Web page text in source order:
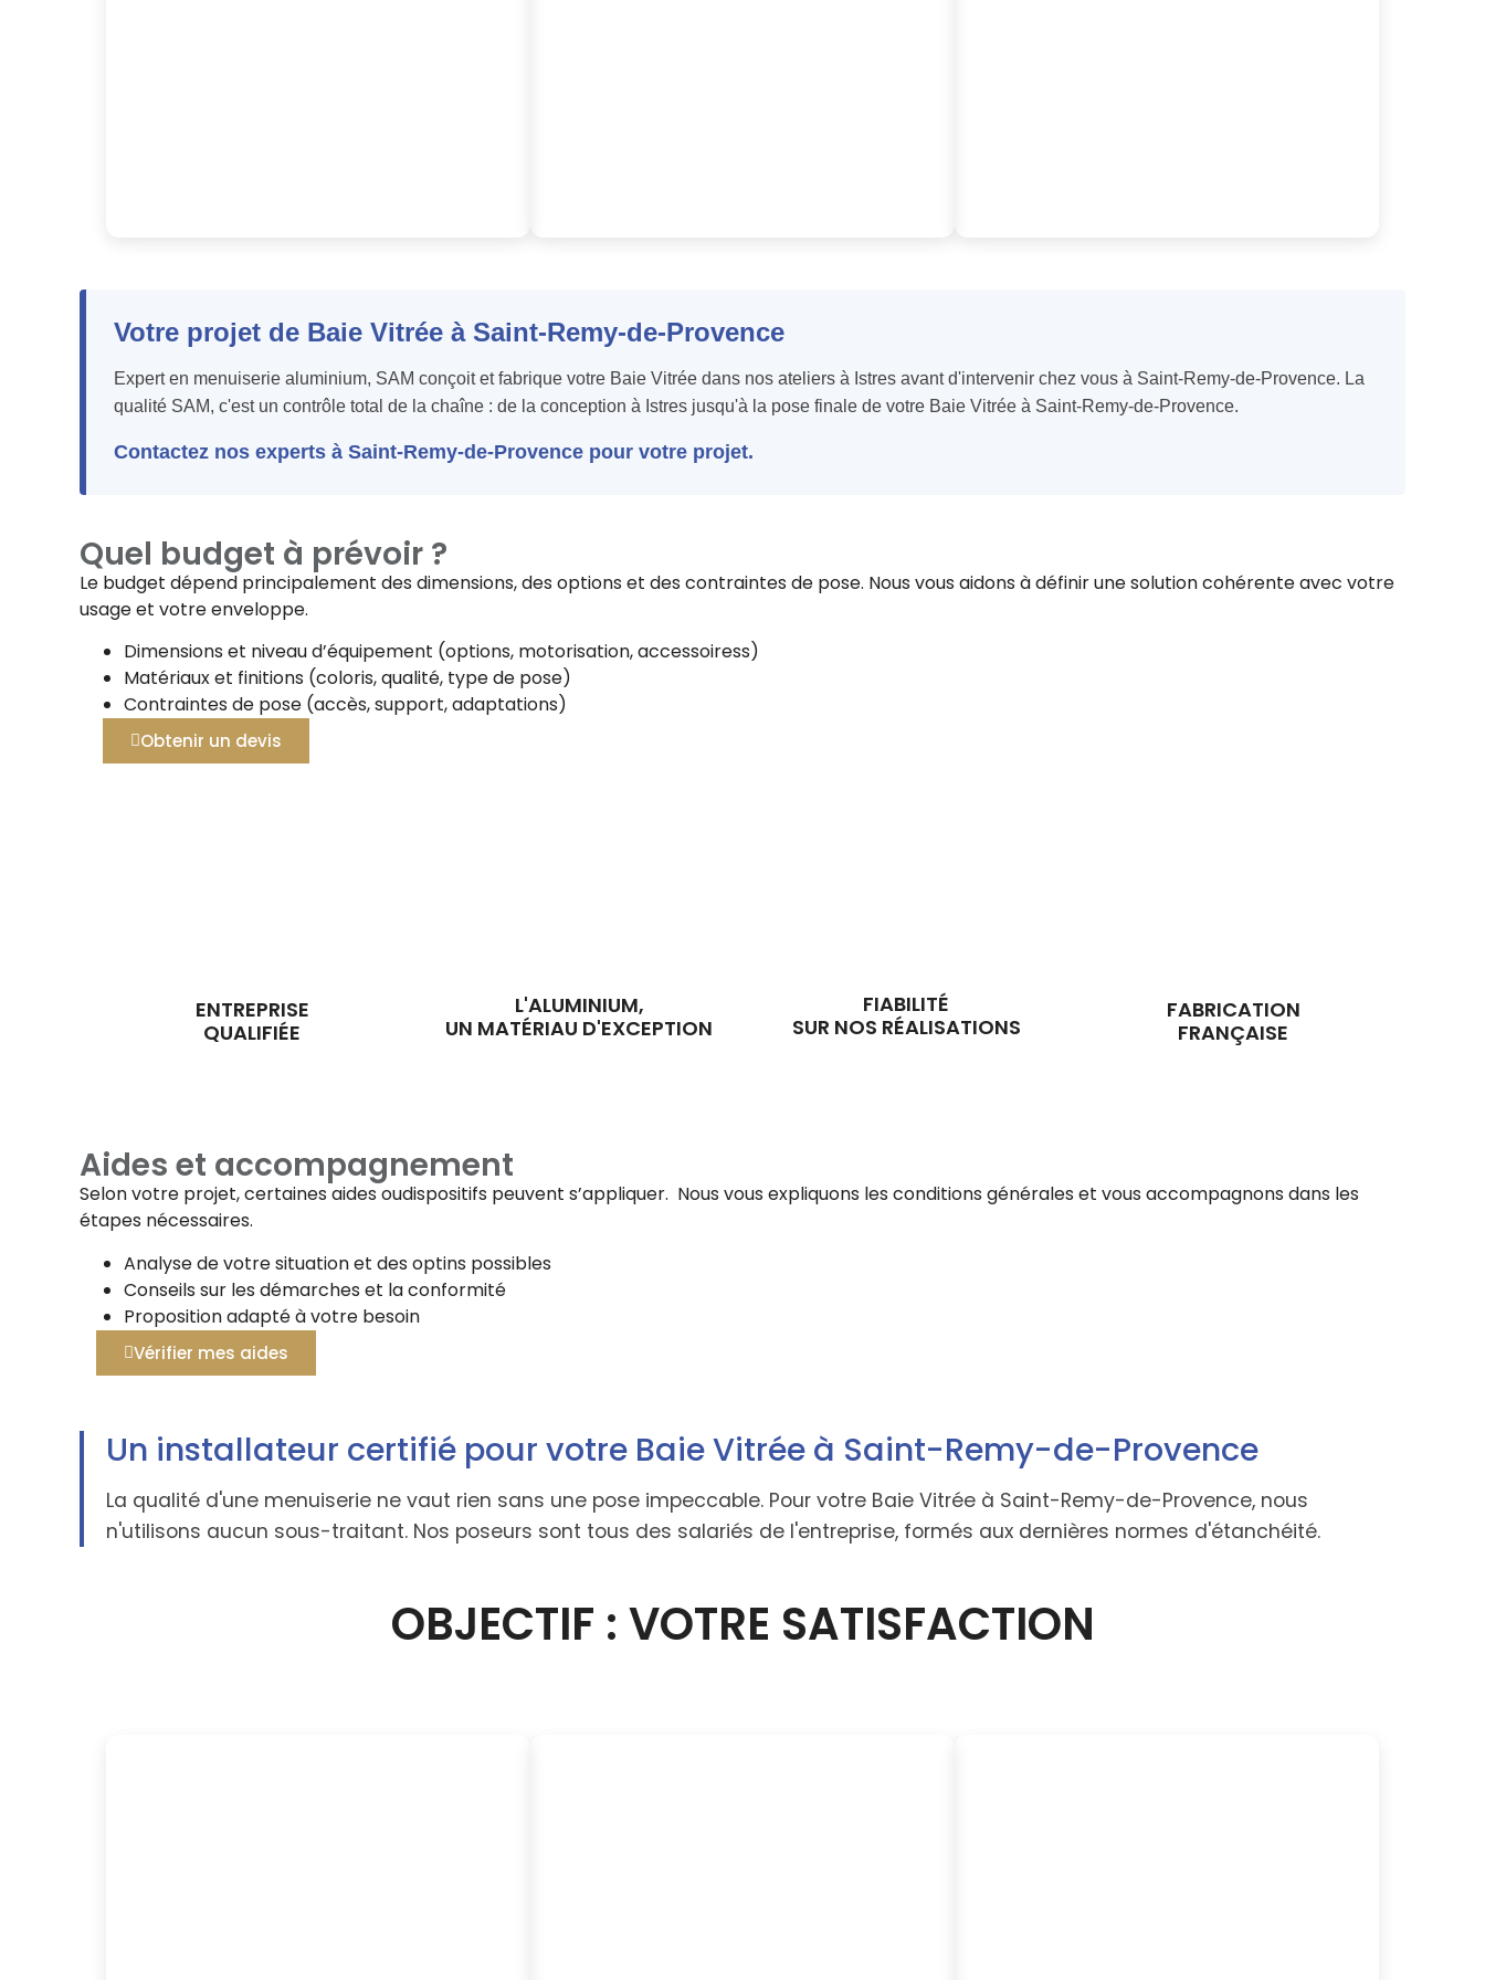
Votre projet de Baie Vitrée à Saint-Remy-de-Provence
Expert en menuiserie aluminium, SAM conçoit et fabrique votre Baie Vitrée dans nos ateliers à Istres avant d'intervenir chez vous à Saint-Remy-de-Provence. La
qualité SAM, c'est un contrôle total de la chaîne : de la conception à Istres jusqu'à la pose finale de votre Baie Vitrée à Saint-Remy-de-Provence.
Contactez nos experts à Saint-Remy-de-Provence pour votre projet.
Quel budget à prévoir ?
Le budget dépend principalement des dimensions, des options et des contraintes de pose. Nous vous aidons à définir une solution cohérente avec votre
usage et votre enveloppe.
Dimensions et niveau d’équipement (options, motorisation, accessoiress)
Matériaux et finitions (coloris, qualité, type de pose)
Contraintes de pose (accès, support, adaptations)
Obtenir un devis
ENTREPRISE
QUALIFIÉE
L'ALUMINIUM,
UN MATÉRIAU D'EXCEPTION
FIABILITÉ
SUR NOS RÉALISATIONS
FABRICATION
FRANÇAISE
Aides et accompagnement
Selon votre projet, certaines aides oudispositifs peuvent s’appliquer. Nous vous expliquons les conditions générales et vous accompagnons dans les
étapes nécessaires.
Analyse de votre situation et des optins possibles
Conseils sur les démarches et la conformité
Proposition adapté à votre besoin
Vérifier mes aides
Un installateur certifié pour votre Baie Vitrée à Saint-Remy-de-Provence
La qualité d'une menuiserie ne vaut rien sans une pose impeccable. Pour votre Baie Vitrée à Saint-Remy-de-Provence, nous
n'utilisons aucun sous-traitant. Nos poseurs sont tous des salariés de l'entreprise, formés aux dernières normes d'étanchéité.
OBJECTIF : VOTRE SATISFACTION